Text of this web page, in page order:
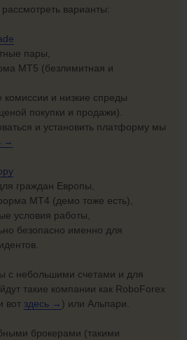
варианты:
пары,
МТ5 (безлимитная и
и низкие спреды
покупки и продажи).
и установить платформу мы
→
граждан Европы,
МТ4 (демо тоже есть),
работы,
безопасно именно для
с небольшими счетами и для
такие компании как RoboForex
вот здесь → ) или Альпари.
брокерами (такими